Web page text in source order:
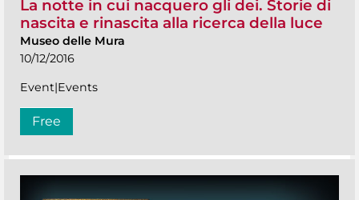
La notte in cui nacquero gli dei. Storie di
nascita e rinascita alla ricerca della luce
Museo delle Mura
10/12/2016
Event|Events
Free